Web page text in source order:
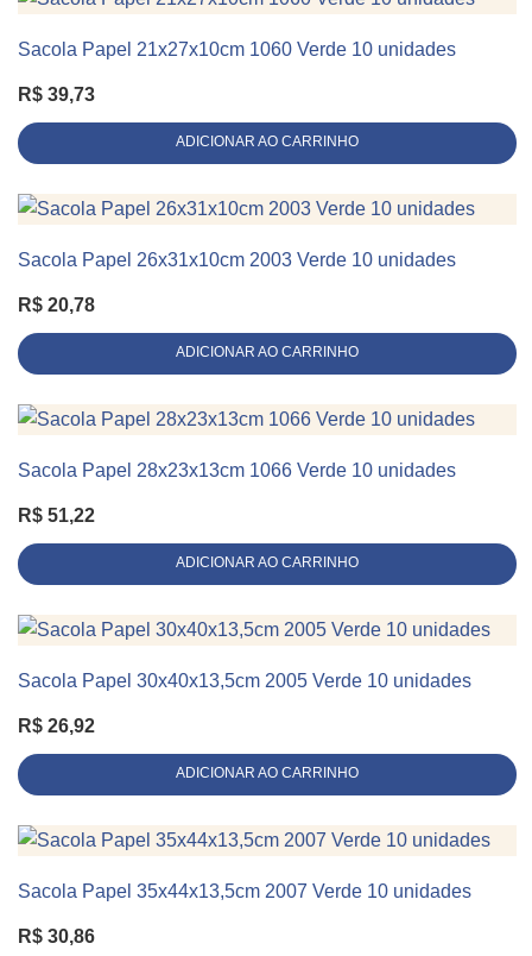
KIT 10 UNIDADES
Sacola Papel 21x27x10cm 1060 Verde 10 unidades
R$ 39,73
ADICIONAR AO CARRINHO
KIT 10 UNIDADES
Sacola Papel 26x31x10cm 2003 Verde 10 unidades
R$ 20,78
ADICIONAR AO CARRINHO
KIT 10 UNIDADES
Sacola Papel 28x23x13cm 1066 Verde 10 unidades
R$ 51,22
ADICIONAR AO CARRINHO
KIT 10 UNIDADES
Sacola Papel 30x40x13,5cm 2005 Verde 10 unidades
R$ 26,92
ADICIONAR AO CARRINHO
KIT 10 UNIDADES
Sacola Papel 35x44x13,5cm 2007 Verde 10 unidades
R$ 30,86